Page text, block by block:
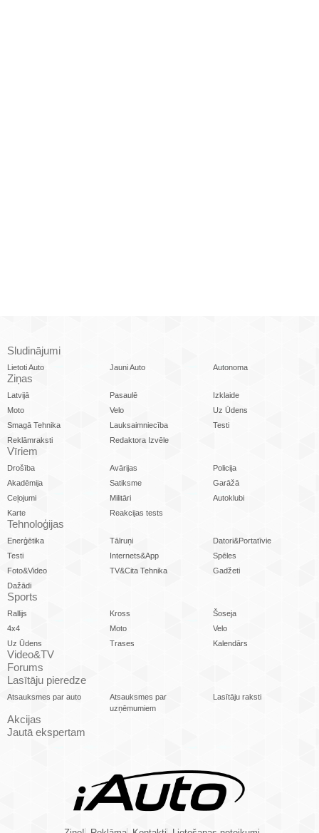
Sludinājumi
Lietoti Auto Jauni Auto Autonoma
Ziņas
Latvijā Pasaulē
Izklaide
Moto
Velo
Uz Ūdens
Smagā Tehnika
Lauksaimniecība
Testi
Reklāmraksti
Redaktora Izvēle
Vīriem
Drošība Avārijas
Policija
Akadēmija
Satiksme
Garāžā
Ceļojumi
Militāri
Autoklubi
Karte
Reakcijas tests
Tehnoloģijas
Enerģētika Tālruņi
Datori&Portatīvie
Testi
Internets&App
Spēles
Foto&Video
TV&Cita Tehnika
Gadžeti
Dažādi
Sports
Rallijs Kross
Šoseja
4x4
Moto
Velo
Uz Ūdens
Trases Kalendārs
Video&TV
Forums
Lasītāju pieredze
Atsauksmes par auto
Atsauksmes par
uzņēmumiem
Lasītāju raksti
Akcijas
Jautā ekspertam